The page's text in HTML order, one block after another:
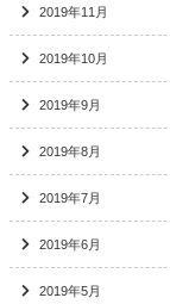
2019年11月
2019年10月
2019年9月
2019年8月
2019年7月
2019年6月
2019年5月